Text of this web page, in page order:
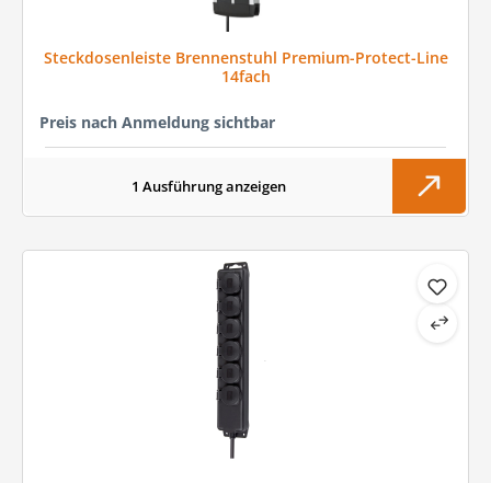
Steckdosenleiste Brennenstuhl Premium-Protect-Line
14fach
Preis nach Anmeldung sichtbar
1 Ausführung anzeigen